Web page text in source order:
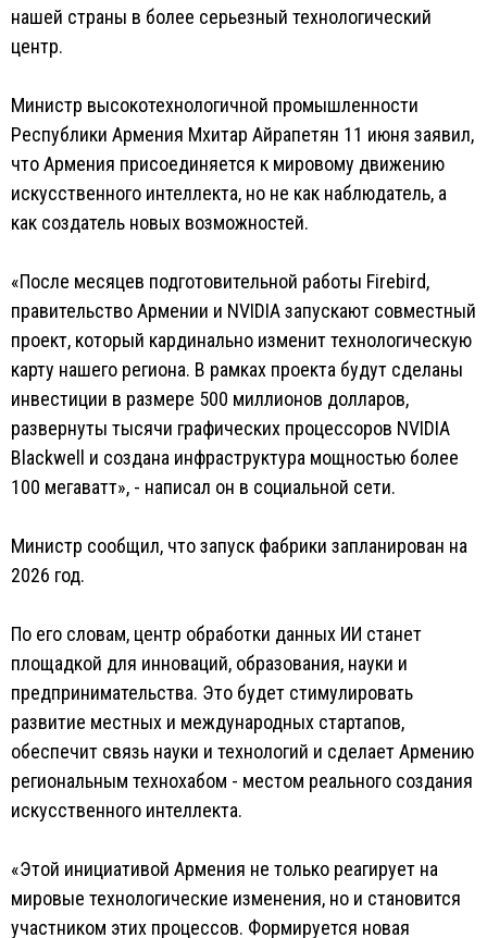
нашей страны в более серьезный технологический
центр.
Министр высокотехнологичной промышленности
Республики Армения Мхитар Айрапетян 11 июня заявил,
что Армения присоединяется к мировому движению
искусственного интеллекта, но не как наблюдатель, а
как создатель новых возможностей.
«После месяцев подготовительной работы Firebird,
правительство Армении и NVIDIA запускают совместный
проект, который кардинально изменит технологическую
карту нашего региона. В рамках проекта будут сделаны
инвестиции в размере 500 миллионов долларов,
развернуты тысячи графических процессоров NVIDIA
Blackwell и создана инфраструктура мощностью более
100 мегаватт», - написал он в социальной сети.
Министр сообщил, что запуск фабрики запланирован на
2026 год.
По его словам, центр обработки данных ИИ станет
площадкой для инноваций, образования, науки и
предпринимательства. Это будет стимулировать
развитие местных и международных стартапов,
обеспечит связь науки и технологий и сделает Армению
региональным технохабом - местом реального создания
искусственного интеллекта.
«Этой инициативой Армения не только реагирует на
мировые технологические изменения, но и становится
участником этих процессов. Формируется новая